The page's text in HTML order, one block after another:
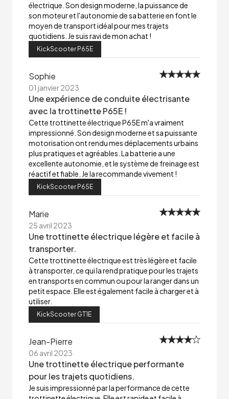
électrique. Son design moderne, la puissance de
son moteur et l'autonomie de sa batterie en font le
moyen de transport idéal pour mes trajets
quotidiens. Je suis ravi de mon achat !
KickScooter P65E
Sophie
01 janvier 2023
Une expérience de conduite électrisante
avec la trottinette P65E !
Cette trottinette électrique P65E m'a vraiment
impressionné. Son design moderne et sa puissante
motorisation ont rendu mes déplacements urbains
plus pratiques et agréables. La batterie a une
excellente autonomie, et le système de freinage est
réactif et fiable. Je la recommande vivement !
KickScooter P65E
Marie
25 avril 2023
Une trottinette électrique légère et facile à
transporter.
Cette trottinette électrique est très légère et facile
à transporter, ce qui la rend pratique pour les trajets
en transports en commun ou pour la ranger dans un
petit espace. Elle est également facile à charger et à
utiliser.
KickScooter GT1E
Jean-Pierre
06 avril 2023
Une trottinette électrique performante
pour les trajets quotidiens.
Je suis impressionné par la performance de cette